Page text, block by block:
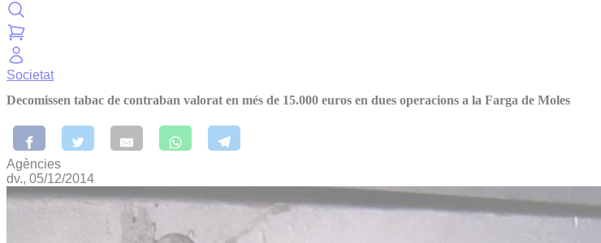
Societat
Decomissen tabac de contraban valorat en més de 15.000 euros en dues operacions a la Farga de Moles
Agències
dv., 05/12/2014